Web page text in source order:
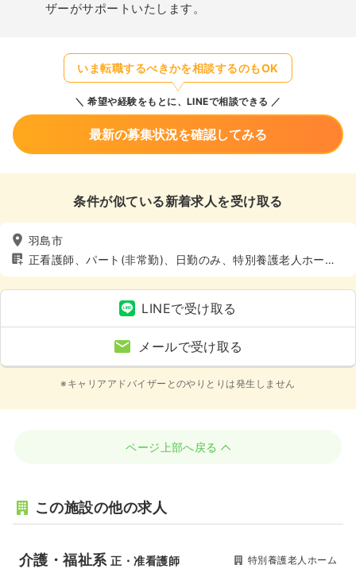
ザーがサポートいたします。
いま転職するべきかを相談するのもOK
希望や経験をもとに、LINEで相談できる
最新の募集状況を確認してみる
条件が似ている新着求人を受け取る
羽島市
正看護師、パート(非常勤)、日勤のみ、特別養護老人ホー
ム、介護・福祉系、4週8休以上
LINEで受け取る
メールで受け取る
※キャリアアドバイザーとのやりとりは発生しません
ページ上部へ戻る
この施設の他の求人
介護・福祉系正・准看護師 特別養護老人ホーム